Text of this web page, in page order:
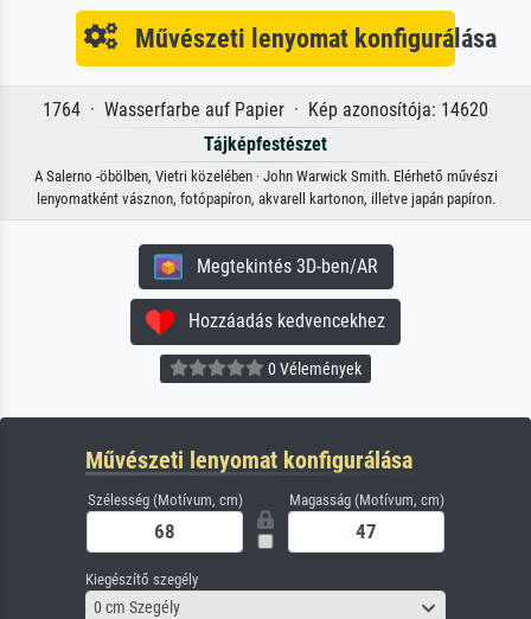
Művészeti lenyomat konfigurálása
1764 · Wasserfarbe auf Papier · Kép azonosítója: 14620
Tájképfestészet
A Salerno -öbölben, Vietri közelében · John Warwick Smith. Elérhető művészi
lenyomatként vásznon, fotópapíron, akvarell kartonon, illetve japán papíron.
Megtekintés 3D-ben/AR
Hozzáadás kedvencekhez
0 Vélemények
Művészeti lenyomat konfigurálása
Szélesség (Motívum, cm) Magasság (Motívum, cm)
Kiegészítő szegély
0 cm Szegély